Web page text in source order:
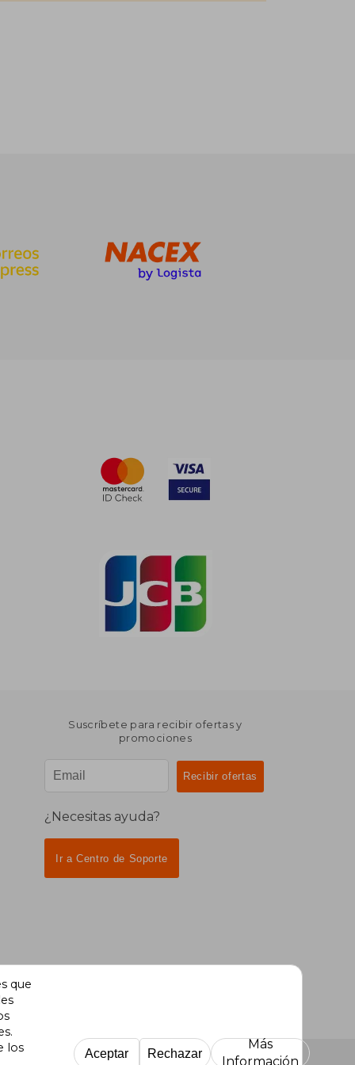
Suscríbete para recibir ofertas y
promociones
¿Necesitas ayuda?
Ir a Centro de Soporte
que
los
Aceptar Rechazar
Más
Información